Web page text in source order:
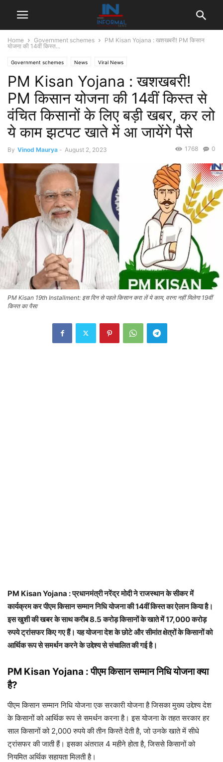
Home Government schemes
PM Kisan Yojana : खशखबरी! PM किसान
योजना की 14वीं किस्त...
Government schemes News Viral News
PM Kisan Yojana : खशखबरी!
PM किसान योजना की 14वीं किस्त से
वंचित किसानों के लिए बड़ी खबर, कर लो
ये काम झटपट खाते में आ जायेंगे पैसे
By Vinod Maurya - August 2, 2023 0
1768
PM Kisan 19th Installment: इस दिन से पहले किसान करा लें ये काम, वरना नहीं मिलेगा 19वीं
किस्त का पैसा
PM Kisan Yojana : प्रधानमंत्री नरेंद्र मोदी ने राजस्थान के सीकर में
कार्यक्रम कर पीएम किसान सम्मान निधि योजना की 14वीं किस्त का ऐलान किया है।
इस खुशी की खबर के साथ करीब 8.5 करोड़ किसानों के खाते में 17,000 करोड़
रुपये ट्रांसफर किए गए हैं। यह योजना देश के छोटे और सीमांत क्षेत्रों के किसानों को
आर्थिक रूप से समर्थन करने के उद्देश्य से संचालित की गई है।
PM Kisan Yojana : पीएम किसान सम्मान निधि योजना क्या
है?
पीएम किसान सम्मान निधि योजना एक सरकारी योजना है जिसका मुख्य उद्देश्य देश
के किसानों को आर्थिक रूप से समर्थन करना है। इस योजना के तहत सरकार हर
साल किसानों को 2,000 रुपये की तीन किस्तें देती है, जो उनके खाते में सीधे
ट्रांसफर की जाती हैं। इसका अंतराल 4 महीने होता है, जिससे किसानों को
नियमित अर्थिक सहायता मिलती है।